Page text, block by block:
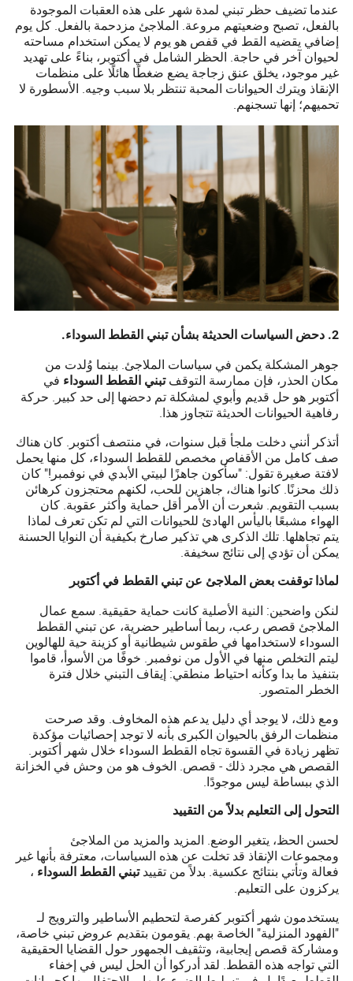
عندما تضيف حظر تبني لمدة شهر على هذه العقبات الموجودة
بالفعل، تصبح وضعيتهم مروعة. الملاجئ مزدحمة بالفعل. كل يوم
إضافي يقضيه القط في قفص هو يوم لا يمكن استخدام مساحته
لحيوان آخر في حاجة. الحظر الشامل في أكتوبر، بناءً على تهديد
غير موجود، يخلق عنق زجاجة يضع ضغطًا هائلًا على منظمات
الإنقاذ ويترك الحيوانات المحبة تنتظر بلا سبب وجيه. الأسطورة لا
تحميهم؛ إنها تسجنهم.
2. دحض السياسات الحديثة بشأن تبني القطط السوداء.
جوهر المشكلة يكمن في سياسات الملاجئ. بينما وُلدت من
مكان الحذر، فإن ممارسة التوقفتبني القطط السوداء في
أكتوبر هو حل قديم وأبوي لمشكلة تم دحضها إلى حد كبير. حركة
رفاهية الحيوانات الحديثة تتجاوز هذا.
أتذكر أنني دخلت ملجأ قبل سنوات، في منتصف أكتوبر. كان هناك
صف كامل من الأقفاص مخصص للقطط السوداء، كل منها يحمل
لافتة صغيرة تقول: "سأكون جاهزًا لبيتي الأبدي في نوفمبر!" كان
ذلك محزنًا. كانوا هناك، جاهزين للحب، لكنهم محتجزون كرهائن
بسبب التقويم. شعرت أن الأمر أقل حماية وأكثر عقوبة. كان
الهواء مشبعًا باليأس الهادئ للحيوانات التي لم تكن تعرف لماذا
يتم تجاهلها. تلك الذكرى هي تذكير صارخ بكيفية أن النوايا الحسنة
يمكن أن تؤدي إلى نتائج سخيفة.
لماذا توقفت بعض الملاجئ عن تبني القطط في أكتوبر
لنكن واضحين: النية الأصلية كانت حماية حقيقية. سمع عمال
الملاجئ قصص رعب، ربما أساطير حضرية، عن تبني القطط
السوداء لاستخدامها في طقوس شيطانية أو كزينة حية للهالوين
ليتم التخلص منها في الأول من نوفمبر. خوفًا من الأسوأ، قاموا
بتنفيذ ما بدا وكأنه احتياط منطقي: إيقاف التبني خلال فترة
الخطر المتصور.
ومع ذلك، لا يوجد أي دليل يدعم هذه المخاوف. وقد صرحت
منظمات الرفق بالحيوان الكبرى بأنه لا توجد إحصائيات مؤكدة
تظهر زيادة في القسوة تجاه القطط السوداء خلال شهر أكتوبر.
القصص هي مجرد ذلك - قصص. الخوف هو من وحش في الخزانة
الذي ببساطة ليس موجودًا.
التحول إلى التعليم بدلاً من التقييد
لحسن الحظ، يتغير الوضع. المزيد والمزيد من الملاجئ
ومجموعات الإنقاذ قد تخلت عن هذه السياسات، معترفة بأنها غير
فعالة وتأتي بنتائج عكسية. بدلاً من تقييدتبني القطط السوداء ،
يركزون على التعليم.
يستخدمون شهر أكتوبر كفرصة لتحطيم الأساطير والترويج لـ
"الفهود المنزلية" الخاصة بهم. يقومون بتقديم عروض تبني خاصة،
ومشاركة قصص إيجابية، وتثقيف الجمهور حول القضايا الحقيقية
التي تواجه هذه القطط. لقد أدركوا أن الحل ليس في إخفاء